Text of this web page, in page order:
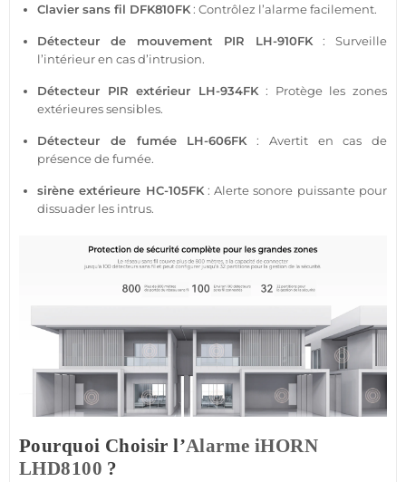
Clavier sans fil DFK810FK: Contrôlez l’alarmefacilement.
Détecteur de mouvement PIR LH-910FK : Surveille
l’intérieur en cas d’intrusion.
Détecteur PIR extérieur LH-934FK : Protège les zones
extérieures sensibles.
Détecteur de fumée LH-606FK : Avertit en cas de
présencede fumée.
sirène extérieure HC-105FK: Alerte sonore puissante pour
dissuader les intrus.
Pourquoi Choisir l’Alarme iHORN
LHD8100 ?